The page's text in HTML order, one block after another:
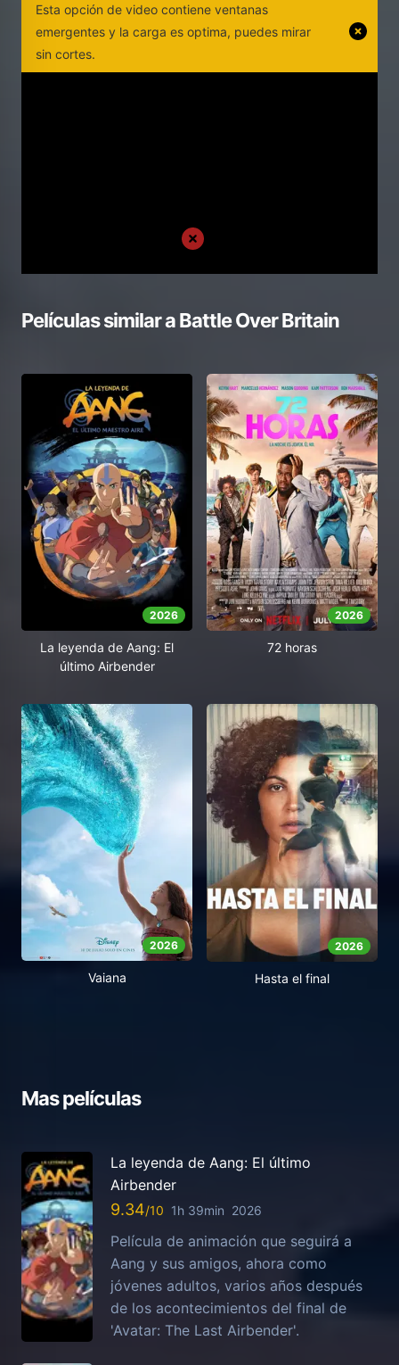
Esta opción de video contiene ventanas
emergentes y la carga es optima, puedes mirar
sin cortes.
Películas similar aBattle Over Britain
2026
La leyenda de Aang: El
último Airbender
2026
72 horas
2026
Vaiana
2026
Hasta el final
Mas películas
La leyenda de Aang: El último
Airbender
9.34 1h 39min 2026
Película de animación que seguirá a
Aang y sus amigos, ahora como
jóvenes adultos, varios años después
de los acontecimientos del final de
'Avatar: The Last Airbender'.